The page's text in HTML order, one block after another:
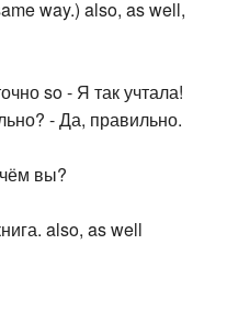
way.) also, as well,
so - Я так учтала!
- Да, правильно.
вы?
also, as well